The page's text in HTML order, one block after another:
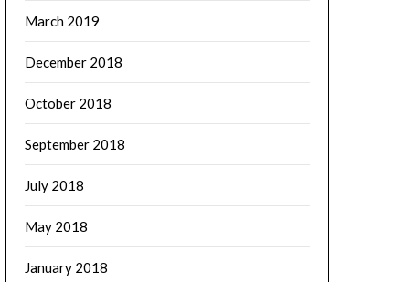
March 2019
December 2018
October 2018
September 2018
July 2018
May 2018
January 2018